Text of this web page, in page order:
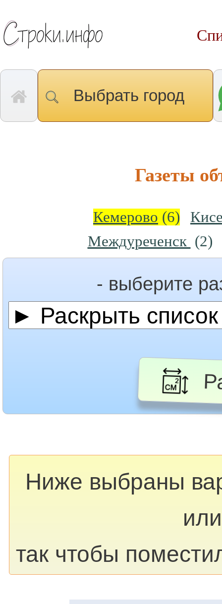
Выбрать город
Газеты
Кемерово (6)
Междуреченск (2)
- выберите
Ниже выбраны
так чтобы